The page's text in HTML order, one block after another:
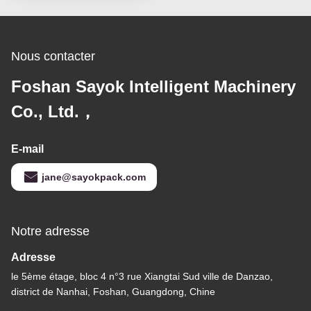
Nous contacter
Foshan Sayok Intelligent Machinery
Co., Ltd.，
E-mail
jane@sayokpack.com
Notre adresse
Adresse
le 5ème étage, bloc 4 n°3 rue Xiangtai Sud ville de Danzao,
district de Nanhai, Foshan, Guangdong, Chine